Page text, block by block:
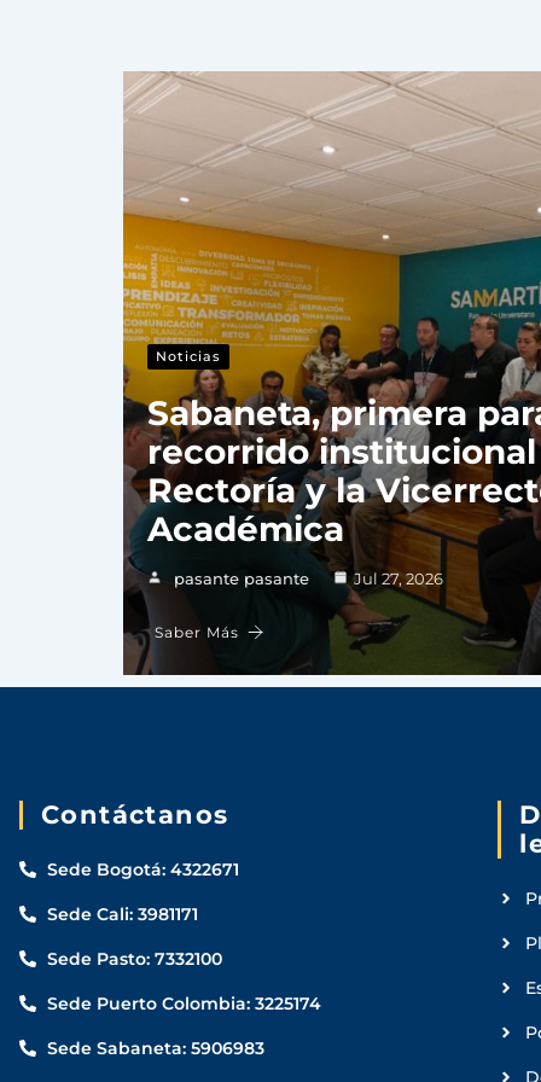
Noticias
Sabaneta, primera
recorrido institucional
Rectoría y la
Académica
pasante pasante Jul 27, 2026
Saber Más
Contáctanos
Sede Bogotá: 4322671
Sede Cali: 3981171
Sede Pasto: 7332100
Sede Puerto Colombia: 3225174
Sede Sabaneta: 5906983